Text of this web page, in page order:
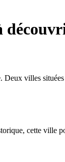
villes
cette ville